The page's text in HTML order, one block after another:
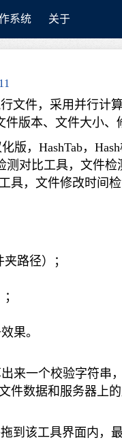
系统 关于
文件，采用并行计
版本、文件大小、
路径）；
果。
来一个校验字符串
数据和服务器上
到该工具界面内，